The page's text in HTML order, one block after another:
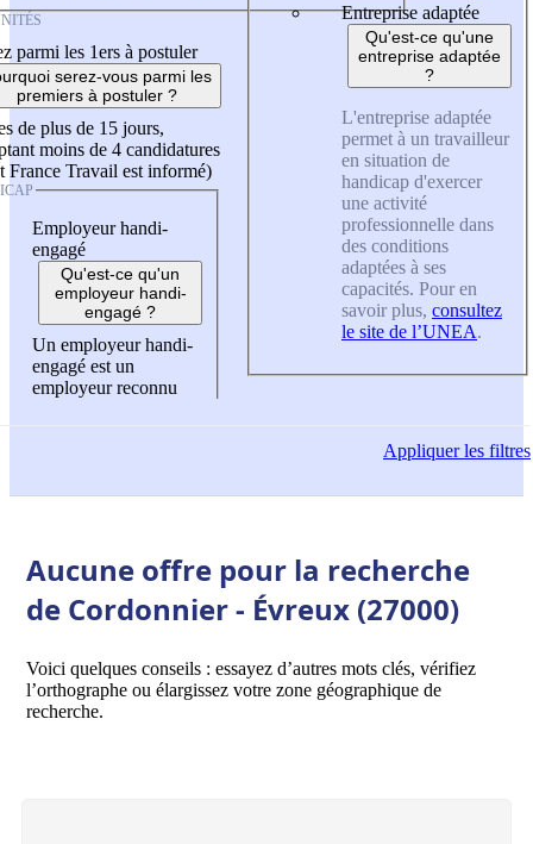
parmi les 1ers à postuler
serez-vous parmi les
premiers à postuler ?
de plus de 15 jours,
moins de 4 candidatures
France Travail est informé)
Employeur handi-
engagé
Qu'est-ce qu'un
employeur handi-
engagé ?
Un employeur handi-
engagé est un
employeur reconnu
Entreprise adaptée
Qu'est-ce qu'une
entreprise adaptée
?
L'entreprise adaptée
permet à un travailleur
en situation de
handicap d'exercer
une activité
professionnelle dans
des conditions
adaptées à ses
capacités. Pour en
savoir plus, consultez
le site de l’UNEA.
Appliquerles filtres
Aucune offre pour la recherche
de Cordonnier - Évreux (27000)
Voici quelques conseils : essayez d’autres mots clés, vérifiez
l’orthographe ou élargissez votre zone géographique de
recherche.